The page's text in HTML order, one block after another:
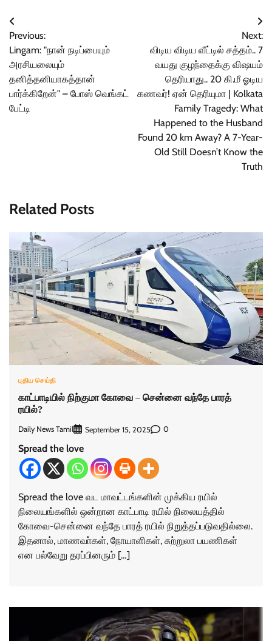
Post
navigation
Previous:
Lingam: "நான் நடிப்பையும்
அரசியலையும்
தனித்தனியாகத்தான்
பார்க்கிறேன்" – போஸ் வெங்கட்
பேட்டி
Next:
விடிய விடிய வீட்டில் சத்தம்.. 7
வயது குழந்தைக்கு விஷயம்
தெரியாது.. 20 கி.மீ ஓடிய
கணவர்! ஏன் தெரியுமா | Kolkata
Family Tragedy: What
Happened to the Husband
Found 20 km Away? A 7-Year-
Old Still Doesn’t Know the
Truth
Related Posts
புதிய செய்தி
காட்பாடியில் நிற்குமா கோவை – சென்னை வந்தே பாரத்
ரயில்?
Daily News Tamil September 15, 2025 0
Spread the love
Spread the love வட மாவட்டங்களின் முக்கிய ரயில்
நிலையங்களில் ஒன்றான காட்பாடி ரயில் நிலையத்தில்
கோவை-சென்னை வந்தே பாரத் ரயில் நிறுத்தப்படுவதில்லை.
இதனால், மாணவா்கள், நோயாளிகள், சுற்றுலா பயணிகள்
என பல்வேறு தரப்பினரும் […]